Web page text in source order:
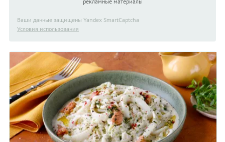
Ваши данные защищены Yandex SmartCaptcha
Условия использования